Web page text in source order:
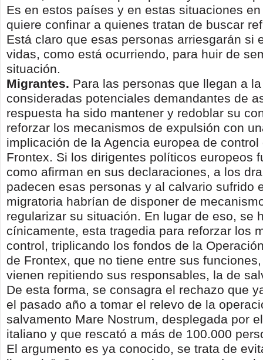
Es en estos países y en estas situaciones
quiere confinar a quienes tratan de buscar
Está claro que esas personas arriesgarán si
vidas, como está ocurriendo, para huir de
situación.
Migrantes. Para las personas que llegan a
consideradas potenciales demandantes de
respuesta ha sido mantener y redoblar su
reforzar los mecanismos de expulsión con
implicación de la Agencia europea de control
Frontex. Si los dirigentes políticos europeos
como afirman en sus declaraciones, a los
padecen esas personas y al calvario sufrido
migratoria habrían de disponer de
regularizar su situación. En lugar de eso, se
cínicamente, esta tragedia para reforzar los
control, triplicando los fondos de la
de Frontex, que no tiene entre sus
vienen repitiendo sus responsables, la de
De esta forma, se consagra el rechazo que
el pasado año a tomar el relevo de la
salvamento Mare Nostrum, desplegada por
italiano y que rescató a más de 100.000
El argumento es ya conocido, se trata de